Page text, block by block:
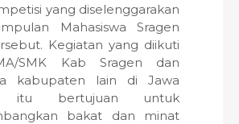
yang diselenggarakan
Mahasiswa Sragen
Kegiatan yang diikuti
SMK Kab Sragen dan
kabupaten lain di Jawa
itu bertujuan untuk
bakat dan minat